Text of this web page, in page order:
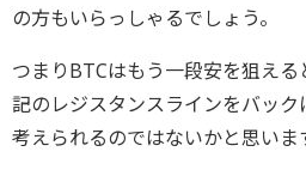
の方もいらっしゃるでしょう。
つまりBTCはもう一段安を狙え
記のレジスタンスラインをバッ
考えられるのではないかと思いま